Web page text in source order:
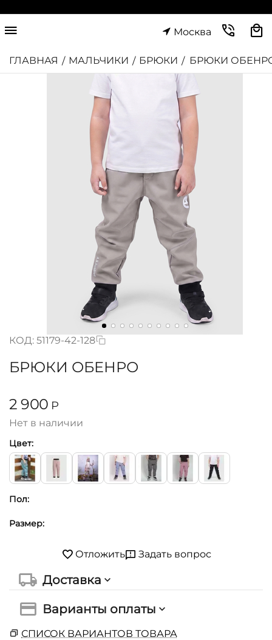
Москва
ГЛАВНАЯ / МАЛЬЧИКИ / БРЮКИ / БРЮКИ
КОД: 51179-42-128
БРЮКИ ОБЕНРО
2 900 Р
Нет в наличии
Цвет:
Пол:
Размер:
Отложить Задать вопрос
Доставка
Варианты оплаты
СПИСОК ВАРИАНТОВ ТОВАРА